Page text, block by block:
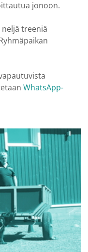
jonoon.
treeniä
WhatsApp-